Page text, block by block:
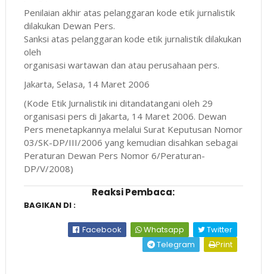
Penilaian akhir atas pelanggaran kode etik jurnalistik
dilakukan Dewan Pers.
Sanksi atas pelanggaran kode etik jurnalistik dilakukan
oleh
organisasi wartawan dan atau perusahaan pers.
Jakarta, Selasa, 14 Maret 2006
(Kode Etik Jurnalistik ini ditandatangani oleh 29
organisasi pers di Jakarta, 14 Maret 2006. Dewan
Pers menetapkannya melalui Surat Keputusan Nomor
03/SK-DP/III/2006 yang kemudian disahkan sebagai
Peraturan Dewan Pers Nomor 6/Peraturan-
DP/V/2008)
Reaksi Pembaca:
BAGIKAN DI :
Facebook Whatsapp
Twitter
Telegram
Print